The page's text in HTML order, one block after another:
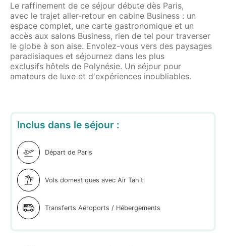
Le raffinement de ce séjour débute dès Paris,
avec le trajet aller-retour en cabine Business : un
espace complet, une carte gastronomique et un
accès aux salons Business, rien de tel pour traverser
le globe à son aise. Envolez-vous vers des paysages
paradisiaques et séjournez dans les plus
exclusifs hôtels de Polynésie. Un séjour pour
amateurs de luxe et d'expériences inoubliables.
Inclus dans le séjour :
Départ de Paris
Vols domestiques avec Air Tahiti
Transferts Aéroports / Hébergements